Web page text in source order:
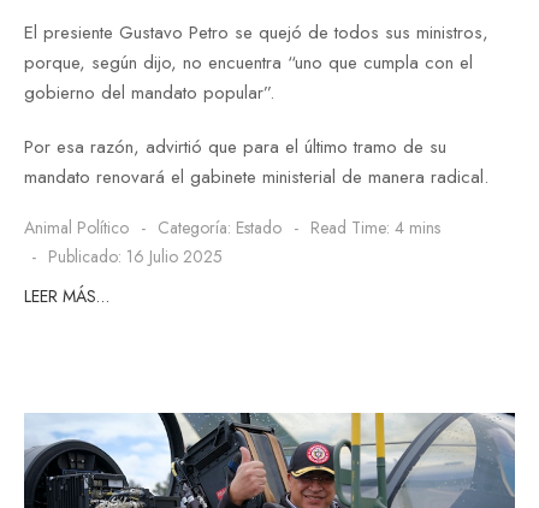
El presiente Gustavo Petro se quejó de todos sus ministros,
porque, según dijo, no encuentra “uno que cumpla con el
gobierno del mandato popular”.
Por esa razón, advirtió que para el último tramo de su
mandato renovará el gabinete ministerial de manera radical.
Animal Político Categoría: Estado
Read Time: 4 mins
Publicado: 16 Julio 2025
LEER MÁS…